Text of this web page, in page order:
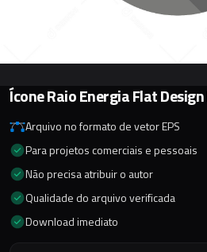
Ícone Raio Energia Flat
Arquivo no formato de vetor EPS
Para projetos comerciais e pessoais
Não precisa atribuir o autor
Qualidade do arquivo verificada
Download imediato